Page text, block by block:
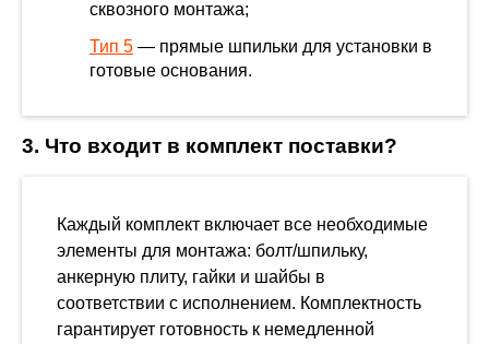
сквозного монтажа;
Тип 5 — прямые шпильки для установки в
готовые основания.
3. Что входит в комплект поставки?
Каждый комплект включает все необходимые
элементы для монтажа: болт/шпильку,
анкерную плиту, гайки и шайбы в
соответствии с исполнением. Комплектность
гарантирует готовность к немедленной